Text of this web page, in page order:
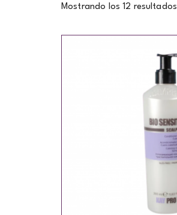
Mostrando los 12 resultados